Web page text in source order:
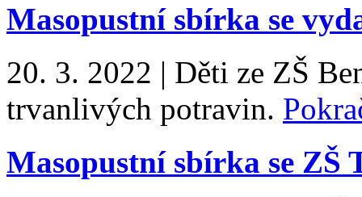
Masopustní sbírka se
20. 3. 2022 | Děti ze ZŠ
trvanlivých potravin.
Masopustní sbírka se ZŠ